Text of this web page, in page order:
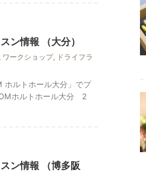
ン情報 （大分）
ワークショップ, ドライフラ
ホルトホール大分」でプ
ホルトホール大分 2
ン情報 （博多阪